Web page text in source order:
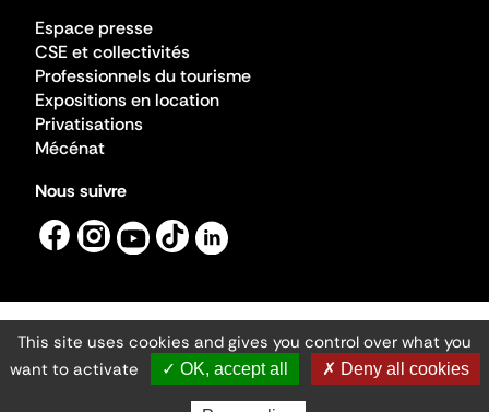
Espace presse
CSE et collectivités
Professionnels du tourisme
Expositions en location
Privatisations
Mécénat
Nous suivre
Mentions légales
Gestion des cookies
Accessibilité numérique
Ministère de la Culture ©2026
- Cité de l'architecture et du patrimoine
This site uses cookies and gives you control over what you
want to activate
✓ OK, accept all ✗ Deny all cookies